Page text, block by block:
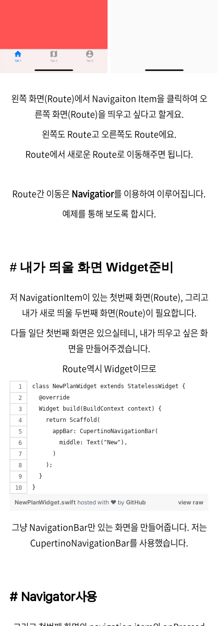
왼쪽 화면(Route)에서 Navigaiton Item을 클릭하여 오
른쪽 화면(Route)을 띄우고 싶다고 할게요.
왼쪽도 Route고 오른쪽도 Route에요.
Route에서 새로운 Route로 이동해주면 됩니다.
Route간 이동은Navigatior를 이용하여 이루어집니다.
예제를 통해 보도록 합시다.
# 내가 띄울 화면 Widget준비
저 NavigationItem이 있는 첫번째 화면(Route), 그리고
내가 새로 띄울 두번째 화면(Route)이 필요합니다.
다들 일단 첫번째 화면은 있으실테니, 내가 띄우고 싶은 화
면을 만들어주겠습니다.
Route역시 Widget이므로
class NewPlanWidget extends StatelessWidget {
  @override
  Widget build(BuildContext context) {
    return Scaffold(
      appBar: CupertinoNavigationBar(
        middle: Text("New"),
      )
    );
  }
}
view raw
NewPlanWidget.swift hosted with ❤ by GitHub
그냥 NavigationBar만 있는 화면을 만들어줍니다. 저는
CupertinoNavigationBar를 사용했습니다.
# Navigator사용